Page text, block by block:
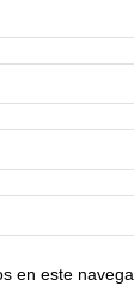
en este